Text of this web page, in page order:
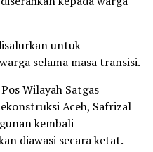
untuk
selama masa transisi.
Wilayah Satgas
Aceh, Safrizal
kembali
diawasi secara ketat.